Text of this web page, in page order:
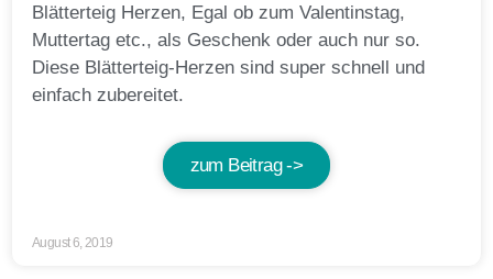
Blätterteig Herzen, Egal ob zum Valentinstag,
Muttertag etc., als Geschenk oder auch nur so.
Diese Blätterteig-Herzen sind super schnell und
einfach zubereitet.
zum Beitrag ->
August 6, 2019